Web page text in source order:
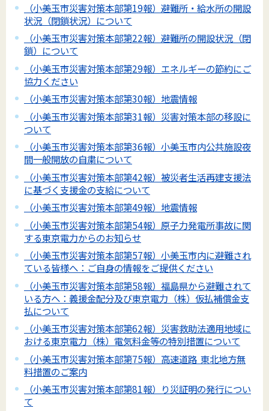
（小美玉市災害対策本部第19報）避難所・給水所の開設
状況（閉鎖状況）について
（小美玉市災害対策本部第22報）避難所の開設状況（閉
鎖）について
（小美玉市災害対策本部第29報）エネルギーの節約にご
協力ください
（小美玉市災害対策本部第30報）地震情報
（小美玉市災害対策本部第31報）災害対策本部の移設に
ついて
（小美玉市災害対策本部第36報）小美玉市内公共施設夜
間一般開放の自粛について
（小美玉市災害対策本部第42報）被災者生活再建支援法
に基づく支援金の支給について
（小美玉市災害対策本部第49報）地震情報
（小美玉市災害対策本部第54報）原子力発電所事故に関
する東京電力からのお知らせ
（小美玉市災害対策本部第57報）小美玉市内に避難され
ている皆様へ：ご自身の情報をご提供ください
（小美玉市災害対策本部第58報）福島県から避難されて
いる方へ：義援金配分及び東京電力（株）仮払補償金支
払について
（小美玉市災害対策本部第62報）災害救助法適用地域に
おける東京電力（株）電気料金等の特別措置について
（小美玉市災害対策本部第75報）高速道路 東北地方無
料措置のご案内
（小美玉市災害対策本部第81報）り災証明の発行につい
て